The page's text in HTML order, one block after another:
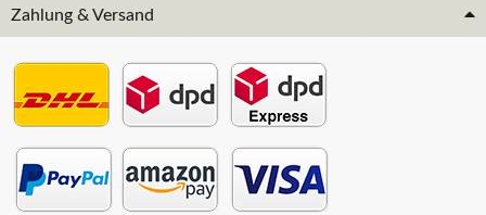
Zahlung & Versand